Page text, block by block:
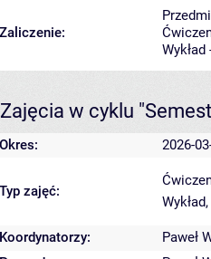
Zaliczenie:
Zajęcia w cyklu
Okres: 2026-
Typ zajęć:
Koordynatorzy:
Paweł